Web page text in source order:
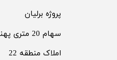
سهام 20 متری پهنه e​​​​​​​
​املاک منطقه 22
پروژه برلیان